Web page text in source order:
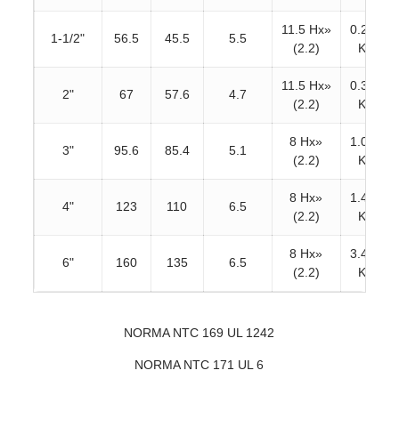
1-1/2" 56.5 45.5 5.5
11.5 Hx»
(2.2)
0.226
Kg
2" 67 57.6 4.7
11.5 Hx»
(2.2)
0.312
Kg
3" 95.6 85.4 5.1
8 Hx»
(2.2)
1.014
Kg
4" 123 110 6.5
8 Hx»
(2.2)
1.412
Kg
6" 160 135 6.5
8 Hx»
(2.2)
3.422
Kg
NORMA NTC 169 UL 1242
NORMA NTC 171 UL 6